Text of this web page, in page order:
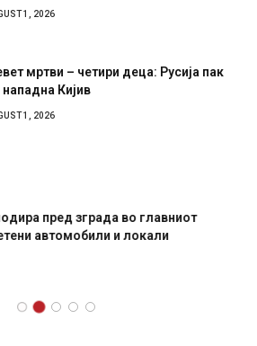
1, 2026
мртви – четири деца: Русија пак
нападна Кијив
1, 2026
пред зграда во главниот
автомобили и локали